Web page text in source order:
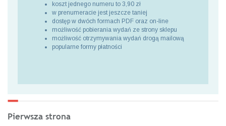
koszt jednego numeru to 3,90 zł
w prenumeracie jest jeszcze taniej
dostęp w dwóch formach PDF oraz on-line
możliwość pobierania wydań ze strony sklepu
możliwość otrzymywania wydań drogą mailową
popularne formy płatności
Pierwsza strona